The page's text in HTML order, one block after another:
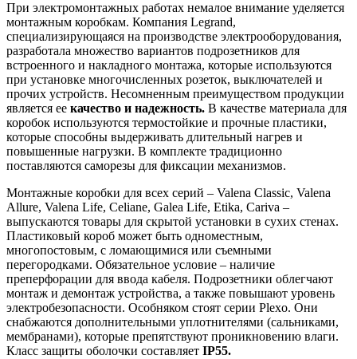
При электромонтажных работах немалое внимание уделяется
монтажным коробкам. Компания Legrand,
специализирующаяся на производстве электрооборудования,
разработала множество вариантов подрозетников для
встроенного и накладного монтажа, которые используются
при установке многочисленных розеток, выключателей и
прочих устройств. Несомненным преимуществом продукции
является ее качество и надежность. В качестве материала для
коробок используются термостойкие и прочные пластики,
которые способны выдерживать длительный нагрев и
повышенные нагрузки. В комплекте традиционно
поставляются саморезы для фиксации механизмов.
Монтажные коробки для всех серий – Valena Classic, Valena
Allure, Valena Life, Celiane, Galea Life, Etika, Cariva –
выпускаются товары для скрытой установки в сухих стенах.
Пластиковый короб может быть одноместным,
многопостовым, с ломающимися или съемными
перегородками. Обязательное условие – наличие
преперфорации для ввода кабеля. Подрозетники облегчают
монтаж и демонтаж устройства, а также повышают уровень
электробезопасности. Особняком стоят серии Plexo. Они
снабжаются дополнительными уплотнителями (сальниками,
мембранами), которые препятствуют проникновению влаги.
Класс защиты оболочки составляет IP55.